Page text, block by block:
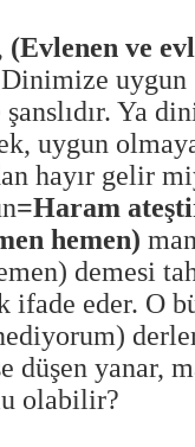
(Evlenen ve
uygun
Ya
uygun
hayır gelir
=Haram
hemen)
demesi
ifade eder. O
düşen yanar,
olabilir?